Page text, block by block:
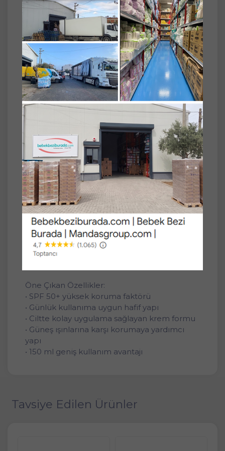
Cire Aseptine Sun Güneş Koruyucu Kremi
50+ SPF 150 ML
Cire Aseptine Sun Güneş Koruyucu Krem 50+
SPF 150 ml – Yüksek Koruma ve Günlük
Bakım
Cire Aseptine Sun Güneş Koruyucu Krem SPF
50+, güneş ışınlarına karşı yüksek koruma
sağlamaya yardımcı olur. Hafif yapısı
sayesinde ciltte kolay dağılım sunarken,
günlük kullanımda konforlu bir deneyim
sağlar. 150 ml geniş ambalajı ile uzun süreli
kullanım için uygundur.
Ürün Bilgisi:
• Koruma Faktörü: SPF 50+
• Miktar: 150 ml
Dikkat Edilmesi Gerekenler:
• Güneşe çıkmadan önce cilde eşit şekilde
uygulanması önerilir
• Terleme ve su ile temas sonrası
Öne Çıkan Özellikler:
• SPF 50+ yüksek koruma faktörü
• Günlük kullanıma uygun hafif yapı
• Ciltte kolay uygulama sağlayan krem formu
• Güneş ışınlarına karşı korumaya yardımcı
yapı
• 150 ml geniş kullanım avantajı
Tavsiye Edilen Ürünler